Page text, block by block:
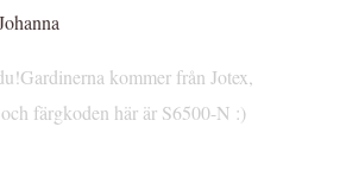
kommer från Jotex,
färgkoden här är S6500-N :)